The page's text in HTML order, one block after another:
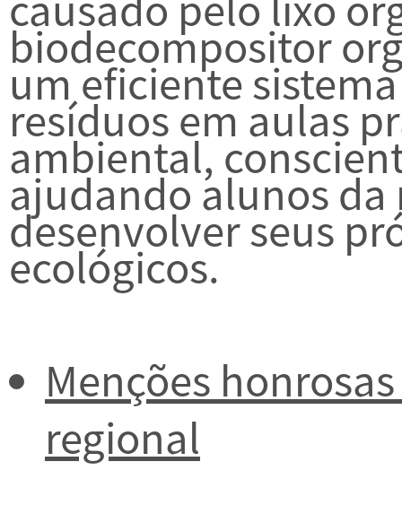
biodecompositor
um eficiente
resíduos em aulas
ambiental,
ajudando alunos da
desenvolver seus
ecológicos.
Menções
regional